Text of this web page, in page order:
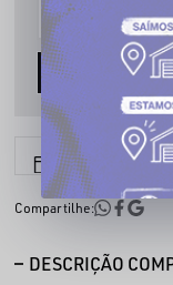
Compartilhe:
DESCRIÇÃO